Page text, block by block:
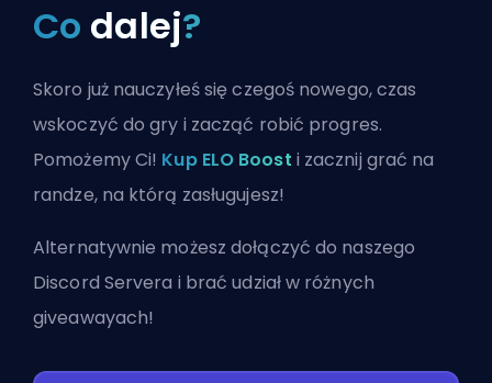
Co dalej?
Skoro już nauczyłeś się czegoś nowego, czas
wskoczyć do gry i zacząć robić progres.
Pomożemy Ci! Kup ELO Boost i zacznij grać na
randze, na którą zasługujesz!
Alternatywnie możeszdołączyć do naszego
Discord Servera i brać udział w różnych
giveawayach!